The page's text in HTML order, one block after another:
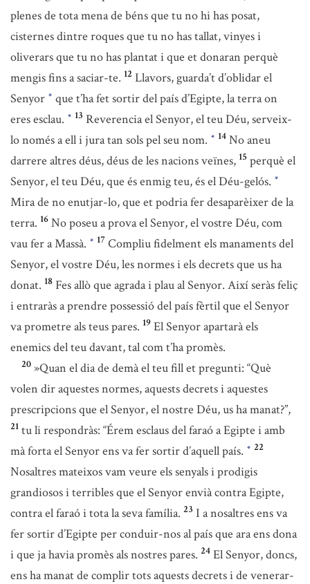
plenes de tota mena de béns que tu no hi has posat,
cisternes dintre roques que tu no has tallat, vinyes i
oliverars que tu no has plantat i que et donaran perquè
mengis fins a saciar-te. 12 Llavors, guarda’t d’oblidar el
Senyor * que t’ha fet sortir del país d’Egipte, la terra on
eres esclau. * 13 Reverencia el Senyor, el teu Déu, serveix-
lo només a ell i jura tan sols pel seu nom. * 14 No aneu
darrere altres déus, déus de les nacions veïnes, 15 perquè el
Senyor, el teu Déu, que és enmig teu, és el Déu-gelós. *
Mira de no enutjar-lo, que et podria fer desaparèixer de la
terra. 16 No poseu a prova el Senyor, el vostre Déu, com
vau fer a Massà. * 17 Compliu fidelment els manaments del
Senyor, el vostre Déu, les normes i els decrets que us ha
donat. 18 Fes allò que agrada i plau al Senyor. Així seràs feliç
i entraràs a prendre possessió del país fèrtil que el Senyor
va prometre als teus pares. 19 El Senyor apartarà els
enemics del teu davant, tal com t’ha promès.
20 »Quan el dia de demà el teu fill et pregunti: “Què
volen dir aquestes normes, aquests decrets i aquestes
prescripcions que el Senyor, el nostre Déu, us ha manat?”,
21 tu li respondràs: “Érem esclaus del faraó a Egipte i amb
mà forta el Senyor ens va fer sortir d’aquell país. * 22
Nosaltres mateixos vam veure els senyals i prodigis
grandiosos i terribles que el Senyor envià contra Egipte,
contra el faraó i tota la seva família. 23 I a nosaltres ens va
fer sortir d’Egipte per conduir-nos al país que ara ens dona
i que ja havia promès als nostres pares. 24 El Senyor, doncs,
ens ha manat de complir tots aquests decrets i de venerar-